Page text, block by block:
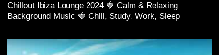
Chillout Ibiza Lounge 2024 🍓 Calm & Relaxing
Background Music 🍓 Chill, Study, Work, Sleep